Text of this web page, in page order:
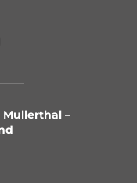
Mullerthal –